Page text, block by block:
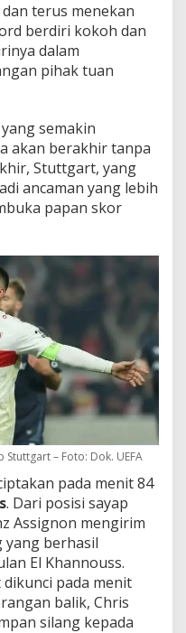
terus menekan
berdiri kokoh dan
dalam
pihak tuan
semakin
akan berakhir tanpa
Stuttgart, yang
ancaman yang lebih
papan skor
– Foto: Dok. UEFA
pada menit 84
. Dari posisi sayap
Assignon mengirim
yang berhasil
El Khannouss.
pada menit
balik, Chris
silang kepada